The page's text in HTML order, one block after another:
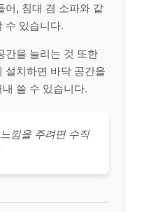
어, 침대 겸 소파와 같
수 있습니다.
간을 늘리는 것 또한
설치하면 바닥 공간을
쓸 수 있습니다.
낌을 주려면 수직